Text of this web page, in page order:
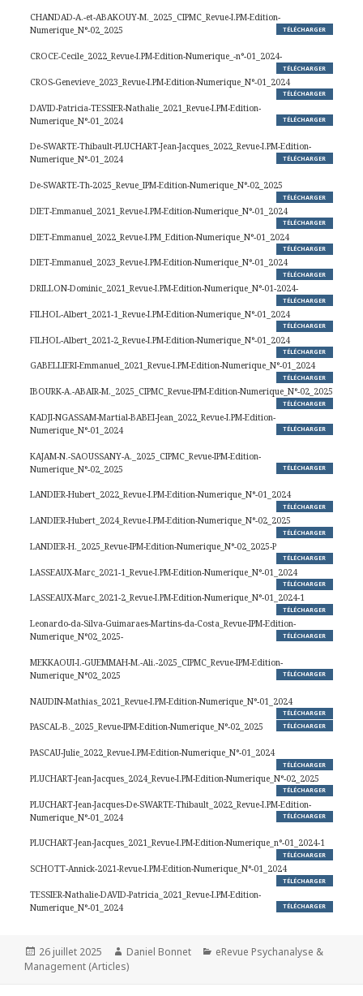
CHANDAD-A.-et-ABAKOUY-M._2025_CIPMC_Revue-I.PM-Edition-
Numerique_N°-02_2025
TÉLÉCHARGER
CROCE-Cecile_2022_Revue-I.PM-Edition-Numerique_-n°-01_2024-
TÉLÉCHARGER
CROS-Genevieve_2023_Revue-I.PM-Edition-Numerique_N°-01_2024
TÉLÉCHARGER
DAVID-Patricia-TESSIER-Nathalie_2021_Revue-I.PM-Edition-
Numerique_N°-01_2024
TÉLÉCHARGER
De-SWARTE-Thibault-PLUCHART-Jean-Jacques_2022_Revue-I.PM-Edition-
Numerique_N°-01_2024
TÉLÉCHARGER
De-SWARTE-Th-2025_Revue_IPM-Edition-Numerique_N°-02_2025
TÉLÉCHARGER
DIET-Emmanuel_2021_Revue-I.PM-Edition-Numerique_N°-01_2024
TÉLÉCHARGER
DIET-Emmanuel_2022_Revue-I.PM_Edition-Numerique_N°-01_2024
TÉLÉCHARGER
DIET-Emmanuel_2023_Revue-I.PM-Edition-Numerique_N°-01_2024
TÉLÉCHARGER
DRILLON-Dominic_2021_Revue-I.PM-Edition-Numerique_N°-01-2024-
TÉLÉCHARGER
FILHOL-Albert_2021-1_Revue-I.PM-Edition-Numerique_N°-01_2024
TÉLÉCHARGER
FILHOL-Albert_2021-2_Revue-I.PM-Edition-Numerique_N°-01_2024
TÉLÉCHARGER
GABELLIERI-Emmanuel_2021_Revue-I.PM-Edition-Numerique_N°-01_2024
TÉLÉCHARGER
IBOURK-A.-ABAIR-M._2025_CIPMC_Revue-IPM-Edition-Numerique_N°-02_2025
TÉLÉCHARGER
KADJI-NGASSAM-Martial-BABEI-Jean_2022_Revue-I.PM-Edition-
Numerique_N°-01_2024
TÉLÉCHARGER
KAJAM-N.-SAOUSSANY-A._2025_CIPMC_Revue-IPM-Edition-
Numerique_N°-02_2025
TÉLÉCHARGER
LANDIER-Hubert_2022_Revue-I.PM-Edition-Numerique_N°-01_2024
TÉLÉCHARGER
LANDIER-Hubert_2024_Revue-I.PM-Edition-Numerique_N°-02_2025
TÉLÉCHARGER
LANDIER-H._2025_Revue-IPM-Edition-Numerique_N°-02_2025-P
TÉLÉCHARGER
LASSEAUX-Marc_2021-1_Revue-I.PM-Edition-Numerique_N°-01_2024
TÉLÉCHARGER
LASSEAUX-Marc_2021-2_Revue-I.PM-Edition-Numerique_N°-01_2024-1
TÉLÉCHARGER
Leonardo-da-Silva-Guimaraes-Martins-da-Costa_Revue-IPM-Edition-
Numerique_N°02_2025-
TÉLÉCHARGER
MEKKAOUI-I.-GUEMMAH-M.-Ali.-2025_CIPMC_Revue-IPM-Edition-
Numerique_N°02_2025
TÉLÉCHARGER
NAUDIN-Mathias_2021_Revue-I.PM-Edition-Numerique_N°-01_2024
TÉLÉCHARGER
PASCAL-B._2025_Revue-IPM-Edition-Numerique_N°-02_2025 TÉLÉCHARGER
PASCAU-Julie_2022_Revue-I.PM-Edition-Numerique_N°-01_2024
TÉLÉCHARGER
PLUCHART-Jean-Jacques_2024_Revue-I.PM-Edition-Numerique_N°-02_2025
TÉLÉCHARGER
PLUCHART-Jean-Jacques-De-SWARTE-Thibault_2022_Revue-I.PM-Edition-
Numerique_N°-01_2024
TÉLÉCHARGER
PLUCHART-Jean-Jacques_2021_Revue-I.PM-Edition-Numerique_n°-01_2024-1
TÉLÉCHARGER
SCHOTT-Annick-2021-Revue-I.PM-Edition-Numerique_N°-01_2024
TÉLÉCHARGER
TESSIER-Nathalie-DAVID-Patricia_2021_Revue-I.PM-Edition-
Numerique_N°-01_2024
TÉLÉCHARGER
Publié
le
26 juillet 2025 Auteur
Daniel Bonnet Catégories
eRevue Psychanalyse &
Management (Articles)